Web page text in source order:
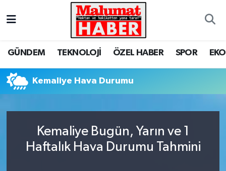
GÜNDEM TEKNOLOJİ ÖZEL HABER SPOR
Kemaliye Hava Durumu
Kemaliye Bugün, Yarın ve 1
Haftalık Hava Durumu Tahmini
Nöbetçi Eczaneler
Tüm Manşetler